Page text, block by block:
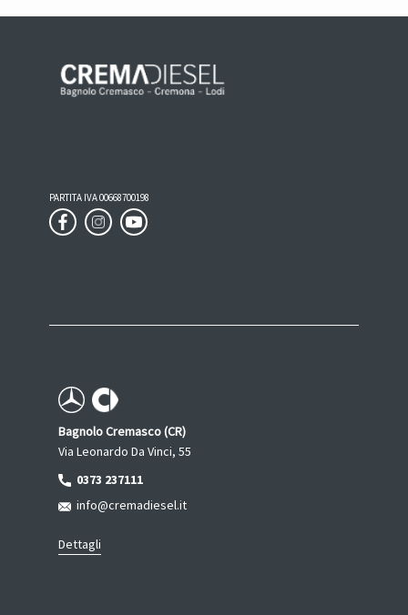
PARTITA IVA 00668700198
Bagnolo Cremasco (CR)
Via Leonardo Da Vinci, 55
0373 237111
info@cremadiesel.it
Dettagli